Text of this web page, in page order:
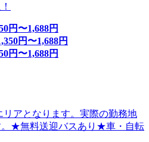
円〜1,688円
円〜1,688円
円〜1,688円
アとなります。実際の勤務地
。★無料送迎バスあり★車・自転